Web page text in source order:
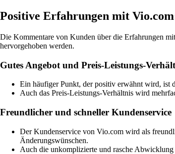
Positive Erfahrungen mit
Die Kommentare von Kunden über die Erfahrungen
hervorgehoben werden.
Gutes Angebot und Preis-Leistungs-
Ein häufiger Punkt, der positiv erwähnt wird, ist
Auch das Preis-Leistungs-Verhältnis wird
Freundlicher und schneller Kundenservice
Der Kundenservice von Vio.com wird als
Änderungswünschen.
Auch die unkomplizierte und rasche